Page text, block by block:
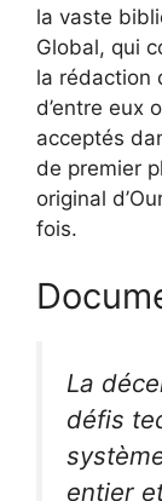
la vaste
Global, qui
la rédaction
d’entre eux
acceptés
de premier
original
fois.
La
défis
entier